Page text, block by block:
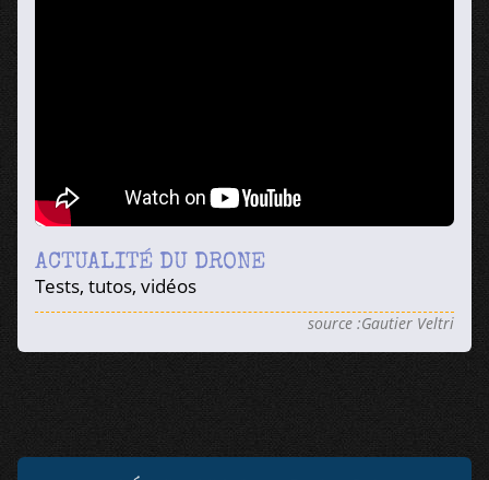
ACTUALITÉ DU DRONE
Tests, tutos, vidéos
source :Gautier Veltri